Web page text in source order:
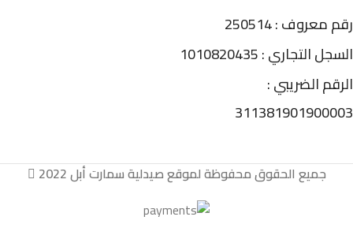
رقم معروف : 250514
السجل التجاري : 1010820435
الرقم الضريبي :
311381901900003
جميع الحقوق محفوظة لموقع صيدلية سمارت أبل 2022